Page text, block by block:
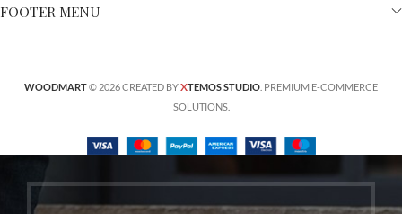
FOOTER MENU
WOODMART© 2026 CREATED BYXTEMOS STUDIO . PREMIUM E-COMMERCE
SOLUTIONS.